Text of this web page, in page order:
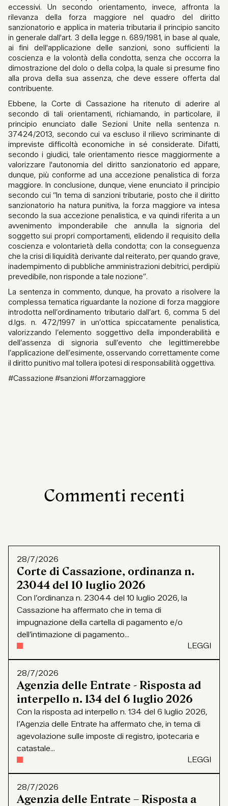
eccessivi. Un secondo orientamento, invece, affronta la
rilevanza della forza maggiore nel quadro del diritto
sanzionatorio e applica in materia tributaria il principio sancito
in generale dall'art. 3 della legge n. 689/1981, in base al quale,
ai fini dell'applicazione delle sanzioni, sono sufficienti la
coscienza e la volontà della condotta, senza che occorra la
dimostrazione del dolo o della colpa, la quale si presume fino
alla prova della sua assenza, che deve essere offerta dal
contribuente.
Ebbene, la Corte di Cassazione ha ritenuto di aderire al
secondo di tali orientamenti, richiamando, in particolare, il
principio enunciato dalle Sezioni Unite nella sentenza n.
37424/2013, secondo cui va escluso il rilievo scriminante di
impreviste difficoltà economiche in sé considerate. Difatti,
secondo i giudici, tale orientamento riesce maggiormente a
valorizzare l'autonomia del diritto sanzionatorio ed appare,
dunque, più conforme ad una accezione penalistica di forza
maggiore. In conclusione, dunque, viene enunciato il principio
secondo cui “In tema di sanzioni tributarie, posto che il diritto
sanzionatorio ha natura punitiva, la forza maggiore va intesa
secondo la sua accezione penalistica, e va quindi riferita a un
avvenimento imponderabile che annulla la signoria del
soggetto sui propri comportamenti, elidendo il requisito della
coscienza e volontarietà della condotta; con la conseguenza
che la crisi di liquidità derivante dal reiterato, per quando grave,
inadempimento di pubbliche amministrazioni debitrici, perdipiù
prevedibile, non risponde a tale nozione”.
La sentenza in commento, dunque, ha provato a risolvere la
complessa tematica riguardante la nozione di forza maggiore
introdotta nell’ordinamento tributario dall’art. 6, comma 5 del
d.lgs. n. 472/1997 in un’ottica spiccatamente penalistica,
valorizzando l’elemento soggettivo della imponderabilità e
dell’assenza di signoria sull’evento che legittimerebbe
l’applicazione dell’esimente, osservando correttamente come
il diritto punitivo mal tollera ipotesi di responsabilità oggettiva.
#Cassazione #sanzioni #forzamaggiore
Commenti recenti
28/7/2026
Corte di Cassazione, ordinanza n.
23044 del 10 luglio 2026
Con l’ordinanza n. 23044 del 10 luglio 2026, la
Cassazione ha affermato che in tema di
impugnazione della cartella di pagamento e/o
dell’intimazione di pagamento...
LEGGI
28/7/2026
Agenzia delle Entrate - Risposta ad
interpello n. 134 del 6 luglio 2026
Con la risposta ad interpello n. 134 del 6 luglio 2026,
l’Agenzia delle Entrate ha affermato che, in tema di
agevolazione sulle imposte di registro, ipotecaria e
catastale...
LEGGI
28/7/2026
Agenzia delle Entrate – Risposta a